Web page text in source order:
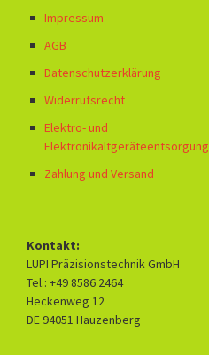
Impressum
AGB
Datenschutzerklärung
Widerrufsrecht
Elektro- und
Elektronikaltgeräteentsorgung
Zahlung und Versand
Kontakt:
LUPI Präzisionstechnik GmbH
Tel.: +49 8586 2464
Heckenweg 12
DE 94051 Hauzenberg